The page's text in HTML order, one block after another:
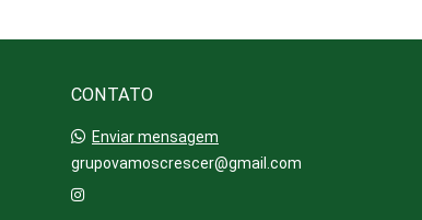
CONTATO
Enviar mensagem
grupovamoscrescer@gmail.com